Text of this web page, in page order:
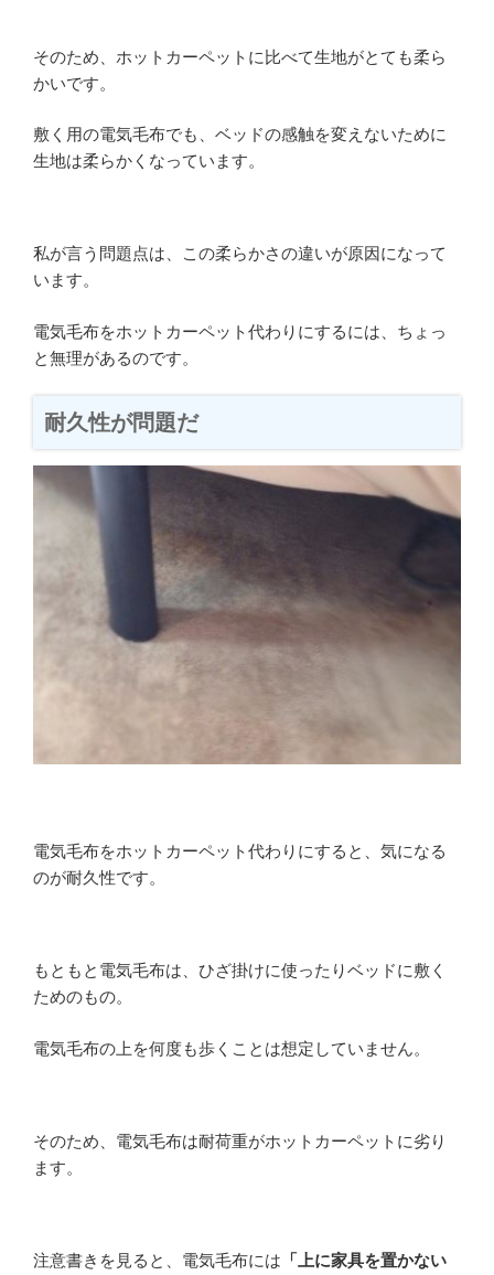
そのため、ホットカーペットに比べて生地がとても柔ら
かいです。
敷く用の電気毛布でも、ベッドの感触を変えないために
生地は柔らかくなっています。
私が言う問題点は、この柔らかさの違いが原因になって
います。
電気毛布をホットカーペット代わりにするには、ちょっ
と無理があるのです。
耐久性が問題だ
電気毛布をホットカーペット代わりにすると、気になる
のが耐久性です。
もともと電気毛布は、ひざ掛けに使ったりベッドに敷く
ためのもの。
電気毛布の上を何度も歩くことは想定していません。
そのため、電気毛布は耐荷重がホットカーペットに劣り
ます。
注意書きを見ると、電気毛布には 「上に家具を置かない